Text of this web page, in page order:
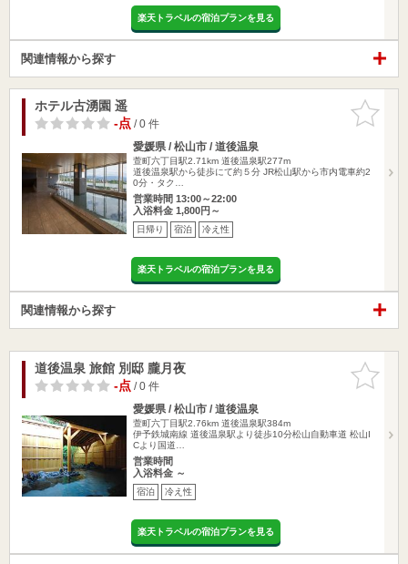
楽天トラベルの宿泊プランを見る
関連情報から探す
お気に入
りに追加
ホテル古湧園 遥
-点/ 0 件
愛媛県 / 松山市 / 道後温泉
萱町六丁目駅2.71km 道後温泉駅277m
道後温泉駅から徒歩にて約５分 JR松山駅から市内電車約2
0分・タク…
営業時間 13:00～22:00
入浴料金 1,800円～
日帰り 宿泊 冷え性
楽天トラベルの宿泊プランを見る
関連情報から探す
お気に入
りに追加
道後温泉 旅館 別邸 朧月夜
-点/ 0 件
愛媛県 / 松山市 / 道後温泉
萱町六丁目駅2.76km 道後温泉駅384m
伊予鉄城南線 道後温泉駅より徒歩10分松山自動車道 松山I
Cより国道…
営業時間
入浴料金 ～
宿泊 冷え性
楽天トラベルの宿泊プランを見る